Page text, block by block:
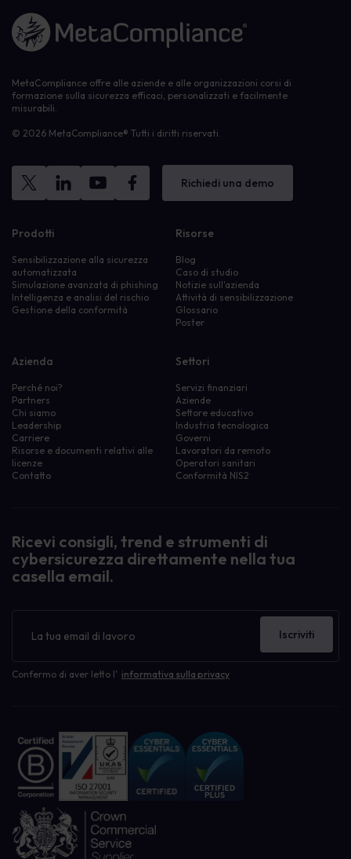
Link alla homepage
MetaCompliance offre alle aziende e alle organizzazioni corsi di
formazione sulla sicurezza efficaci, personalizzati e facilmente
misurabili.
© 2026 MetaCompliance® Tutti i diritti riservati.
Richiedi una demo
Prodotti
Sensibilizzazione alla sicurezza
automatizzata
Simulazione avanzata di phishing
Intelligenza e analisi del rischio
Gestione della conformità
Risorse
Blog
Caso di studio
Notizie sull'azienda
Attività di sensibilizzazione
Glossario
Poster
Azienda
Perché noi?
Partners
Chi siamo
Leadership
Carriere
Risorse e documenti relativi alle
licenze
Contatto
Settori
Servizi finanziari
Aziende
Settore educativo
Industria tecnologica
Governi
Lavoratori da remoto
Operatori sanitari
Conformità NIS2
Ricevi consigli, trend e strumenti di
cybersicurezza direttamente nella tua
casella email.
Confermo di aver letto l' informativa sulla privacy
Iscriviti